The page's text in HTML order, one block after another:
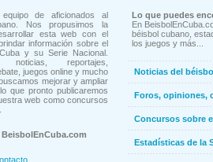
de aficionados al
Nos propusimos la
esta web con el
información sobre el
y su Serie Nacional.
noticias, reportajes,
juegos online y mucho
mejorar y ampliar
que pronto publicaremos
web como concursos
BeisbolEnCuba.com
Lo que puedes
En
béisbol cubano,
los juegos y más...
Noticias del
Foros, opiniones,
Concursos sobre
Estadísticas de la